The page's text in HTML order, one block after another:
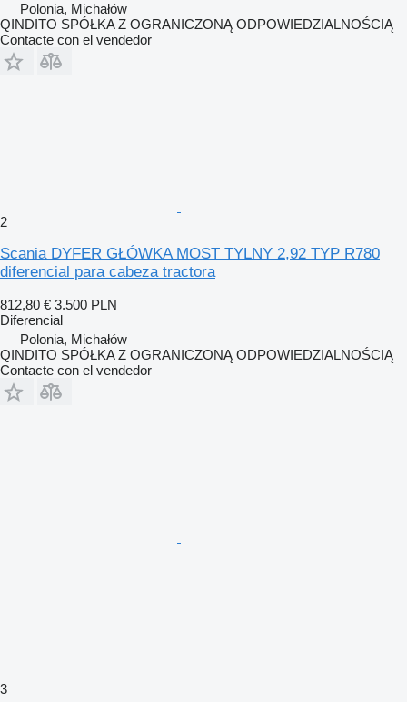
Polonia, Michałów
QINDITO SPÓŁKA Z OGRANICZONĄ ODPOWIEDZIALNOŚCIĄ
Contacte con el vendedor
2
Scania DYFER GŁÓWKA MOST TYLNY 2,92 TYP R780
diferencial para cabeza tractora
812,80 € 3.500 PLN
Diferencial
Polonia, Michałów
QINDITO SPÓŁKA Z OGRANICZONĄ ODPOWIEDZIALNOŚCIĄ
Contacte con el vendedor
3